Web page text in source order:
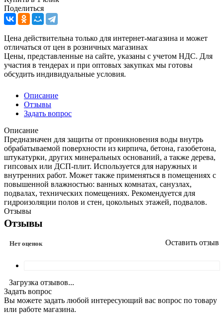
Поделиться
Цена действительна только для интернет-магазина и может
отличаться от цен в розничных магазинах
Цены, представленные на сайте, указаны с учетом НДС. Для
участия в тендерах и при оптовых закупках мы готовы
обсудить индивидуальные условия.
Описание
Отзывы
Задать вопрос
Описание
Предназначен для защиты от проникновения воды внутрь
обрабатываемой поверхности из кирпича, бетона, газобетона,
штукатурки, других минеральных оснований, а также дерева,
гипсовых или ДСП-плит. Используется для наружных и
внутренних работ. Может также применяться в помещениях с
повышенной влажностью: ванных комнатах, санузлах,
подвалах, технических помещениях. Рекомендуется для
гидроизоляции полов и стен, цокольных этажей, подвалов.
Отзывы
Отзывы
Нет оценок Оставить отзыв
Загрузка отзывов...
Задать вопрос
Вы можете задать любой интересующий вас вопрос по товару
или работе магазина.